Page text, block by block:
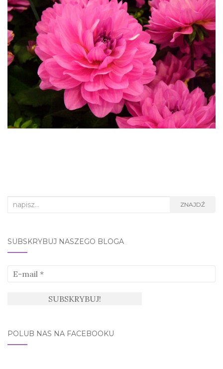
Search
ZNAJDŹ
SUBSKRYBUJ NASZEGO BLOGA
POLUB NAS NA FACEBOOKU